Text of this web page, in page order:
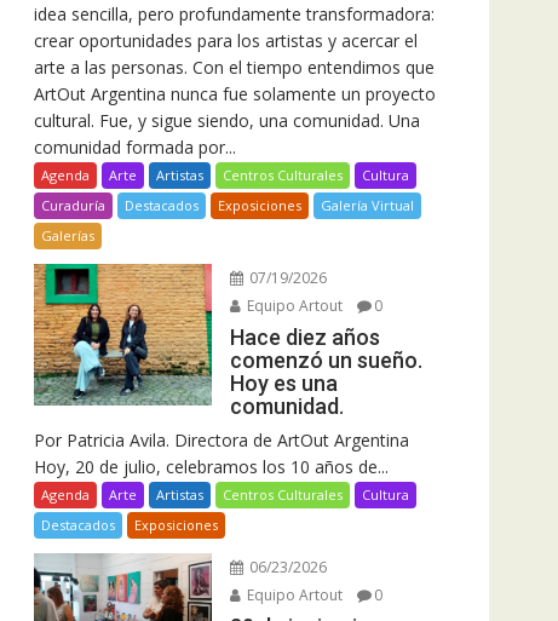
idea sencilla, pero profundamente transformadora:
crear oportunidades para los artistas y acercar el
arte a las personas. Con el tiempo entendimos que
ArtOut Argentina nunca fue solamente un proyecto
cultural. Fue, y sigue siendo, una comunidad. Una
comunidad formada por...
Agenda Arte Artistas Centros Culturales
Cultura
Curaduría
Destacados Exposiciones
Galería Virtual
Galerías
07/19/2026
Equipo Artout
0
Hace diez años
comenzó un sueño.
Hoy es una
comunidad.
Por Patricia Avila. Directora de ArtOut Argentina
Hoy, 20 de julio, celebramos los 10 años de...
Agenda Arte Artistas Centros Culturales
Cultura
Destacados
Exposiciones
06/23/2026
Equipo Artout
0